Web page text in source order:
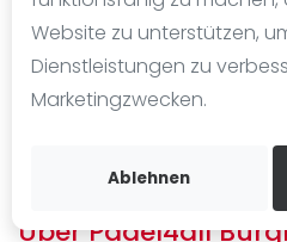
Website zu unterstützen,
Dienstleistungen zu
Marketingzwecken.
Ablehnen
Die Geschichte von Padel
Regeln und Punktzählung
Padel Schläge
Video
Wegbeschreibung
@padel4all.info
Über Padel4all